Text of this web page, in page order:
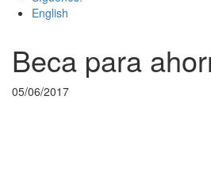
English
Beca para
05/06/2017